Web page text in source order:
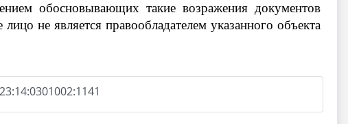
обосновывающих такие возражения документов
не является правообладателем указанного объекта